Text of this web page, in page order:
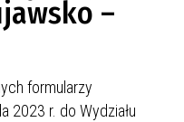
–
formularzy
2023 r. do Wydziału